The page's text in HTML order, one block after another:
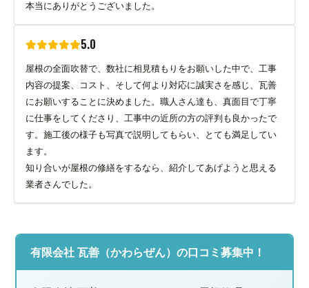
本当にありがとうございました。
5.0
屋根の全面吹替で、数社に相見積もりをお願いした中で、工事
内容の提案、コスト、そして何より対応に誠実さを感じ、瓦善
にお願いすることに決めました。職人さん達も、真面目で丁寧
に仕事をしてくださり、工事中の近所の方の評判も良かったで
す。施工後の様子も写真で説明してもらい、とても満足してい
ます。
知り合いが屋根の修繕をするなら、紹介してあげようと思える
業者さんでした。
有限会社 瓦善（かわらぜん）の口コミ募集中！